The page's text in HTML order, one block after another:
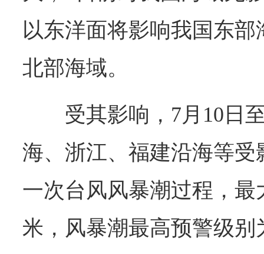
以东洋面将影响我国东
北部海域。
受其影响，7月10日
海、浙江、福建沿海等
一次台风风暴潮过程，最
米，风暴潮最高预警级